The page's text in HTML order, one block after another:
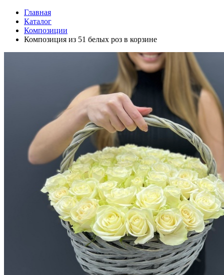
Главная
Каталог
Композиции
Композиция из 51 белых роз в корзине